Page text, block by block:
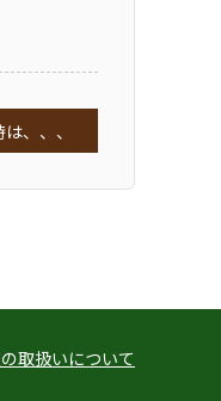
、、、
取扱いについて